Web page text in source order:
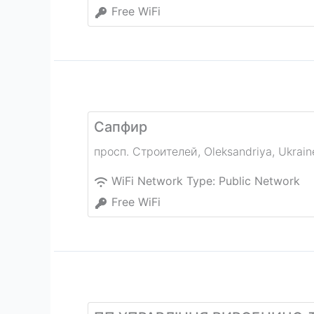
Free WiFi
Сапфир
просп. Строителей, Oleksandriya,
WiFi Network Type: Public Network
Free WiFi